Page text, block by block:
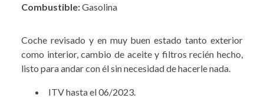
Combustible:Gasolina
Coche revisado y en muy buen estado tanto exterior
como interior, cambio de aceite y filtros recién hecho,
listo para andar con él sin necesidad de hacerle nada.
ITV hasta el 06/2023.